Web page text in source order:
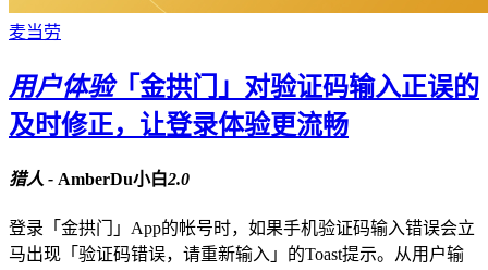
麦当劳
用户体验「金拱门」对验证码输入正误的
及时修正，让登录体验更流畅
猎人 - AmberDu小白2.0
登录「金拱门」App的帐号时，如果手机验证码输入错误会立
马出现「验证码错误，请重新输入」的Toast提示。从用户输